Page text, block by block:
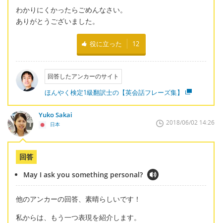
わかりにくかったらごめんなさい。
ありがとうございました。
役に立った 12
回答したアンカーのサイト
ほんやく検定1級翻訳士の【英会話フレーズ集】
Yuko Sakai
日本 2018/06/02 14:26
回答
May I ask you something personal?
他のアンカーの回答、素晴らしいです！
私からは、もう一つ表現を紹介します。